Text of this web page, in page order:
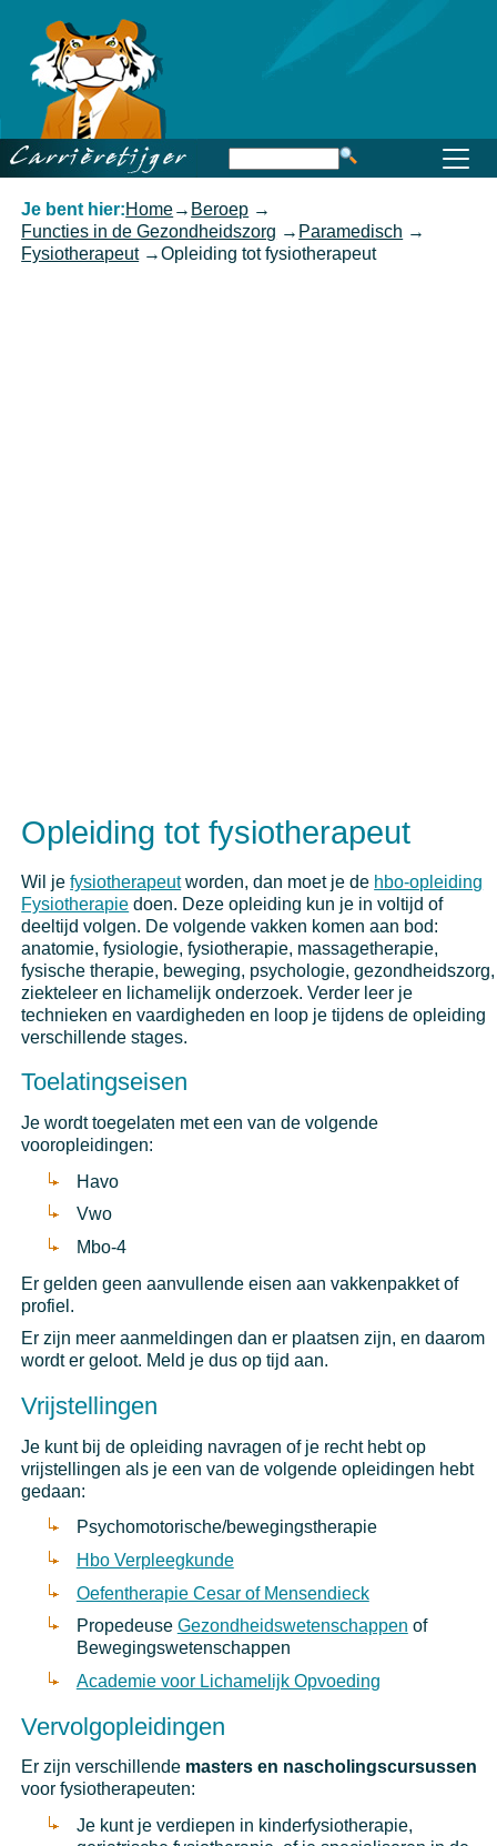
Opleiding tot fysiotherapeut
Wil jefysiotherapeutworden, dan moet je de hbo-opleiding
Fysiotherapie doen. Deze opleiding kun je in voltijd of
deeltijd volgen. De volgende vakken komen aan bod:
anatomie, fysiologie, fysiotherapie, massagetherapie,
fysische therapie, beweging, psychologie, gezondheidszorg,
ziekteleer en lichamelijk onderzoek. Verder leer je
technieken en vaardigheden en loop je tijdens de opleiding
verschillende stages.
Toelatingseisen
Je wordt toegelaten met een van de volgende
vooropleidingen:
Havo
Vwo
Mbo-4
Er gelden geen aanvullende eisen aan vakkenpakket of
profiel.
Er zijn meer aanmeldingen dan er plaatsen zijn, en daarom
wordt er geloot. Meld je dus op tijd aan.
Vrijstellingen
Je kunt bij de opleiding navragen of je recht hebt op
vrijstellingen als je een van de volgende opleidingen hebt
gedaan:
Psychomotorische/bewegingstherapie
Hbo Verpleegkunde
Oefentherapie Cesar of Mensendieck
Propedeuse Gezondheidswetenschappen of
Bewegingswetenschappen
Academie voor Lichamelijk Opvoeding
Vervolgopleidingen
Er zijn verschillende masters en nascholingscursussen
voor fysiotherapeuten:
Je kunt je verdiepen in kinderfysiotherapie,
Je bent hier:Home→ Beroep →
Functies in de Gezondheidszorg → Paramedisch →
Fysiotherapeut →Opleiding tot fysiotherapeut